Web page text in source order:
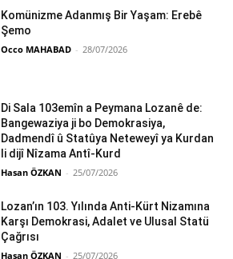
Komünizme Adanmış Bir Yaşam: Erebê
Şemo
Occo MAHABAD - 28/07/2026
Di Sala 103emîn a Peymana Lozanê de:
Bangewaziya ji bo Demokrasiya,
Dadmendî û Statûya Neteweyî ya Kurdan
li dijî Nîzama Antî-Kurd
Hasan ÖZKAN - 25/07/2026
Lozan’ın 103. Yılında Anti-Kürt Nizamına
Karşı Demokrasi, Adalet ve Ulusal Statü
Çağrısı
Hasan ÖZKAN - 25/07/2026